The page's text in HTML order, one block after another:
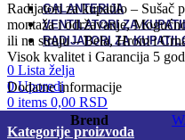
GALANTERIJA
VENTILATORI ZA
RADIJATORI ZA
0 Lista želja
0 Uporedi
0 items 0,00 RSD
Kategorije proizvoda
Radijatori za kupatilo – Sušač
montaža i održavanje,
ili na struju – Bela, Hrom i
Visok kvalitet i Garancija 5
Dodatne informacije
Brend